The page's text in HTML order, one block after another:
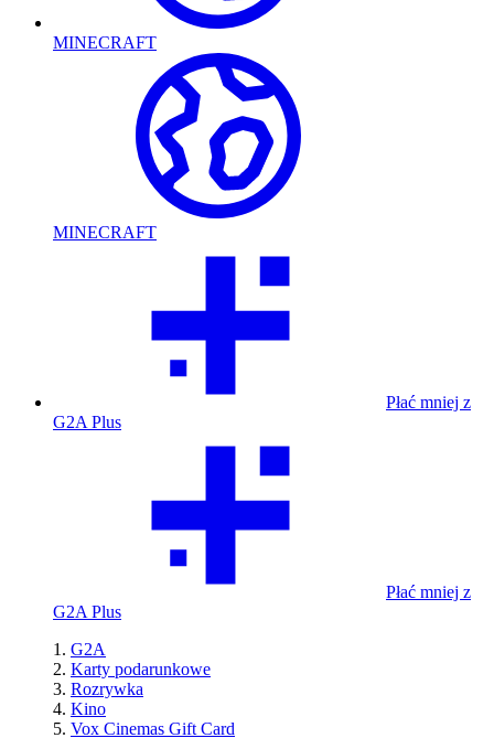
MINECRAFT
MINECRAFT
Płać mniej z
G2A Plus
Płać mniej z
G2A Plus
G2A
Karty podarunkowe
Rozrywka
Kino
Vox Cinemas Gift Card